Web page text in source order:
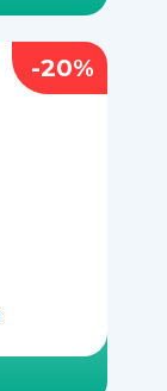
-20%